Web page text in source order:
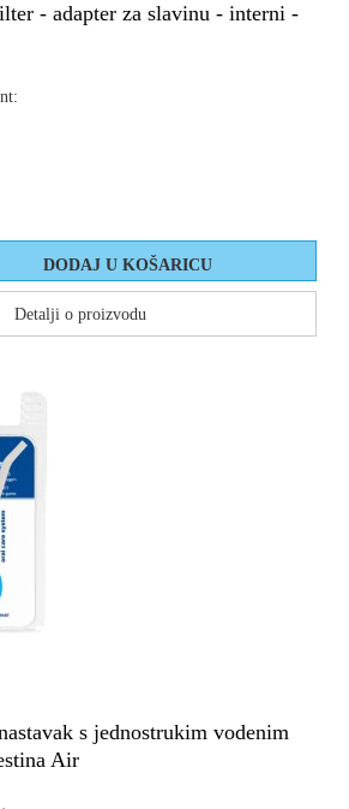
- adapter za slavinu - interni -
Detalji o proizvodu
s jednostrukim vodenim
Air